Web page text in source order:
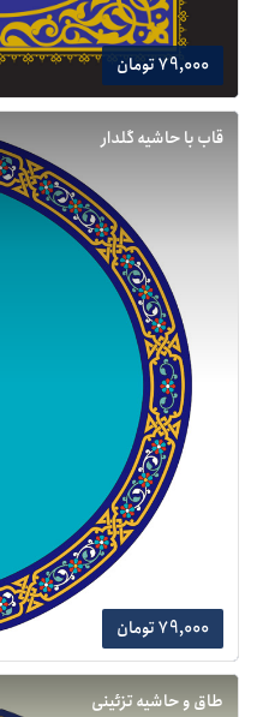
79,000 تومان
قاب با حاشیه گلدار
79,000 تومان
طاق و حاشیه تزئینی